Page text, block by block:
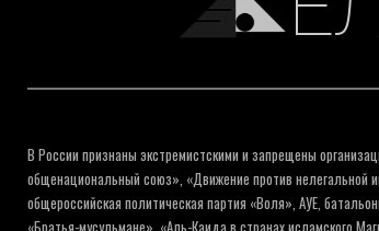
В России признаны экстремистскими и запрещены
общенациональный союз», «Движение против нелегальной
общероссийская политическая партия «Воля», АУЕ,
«Братья-мусульмане», «Аль-Каида в странах исламского